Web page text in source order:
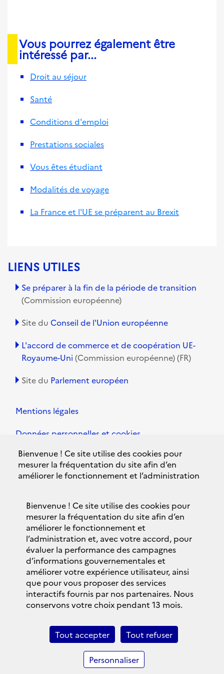
Bienvenue ! Ce site utilise des cookies pour
mesurer la fréquentation du site afin d’en
améliorer le fonctionnement et
l’administration et, avec votre accord, pour
évaluer la performance des campagnes
d’informations gouvernementales et
améliorer votre expérience utilisateur, ainsi
que pour vous proposer des services
interactifs fournis par nos partenaires. Nous
conservons votre choix pendant 13 mois.
Tout accepter Tout refuser
Personnaliser
Bienvenue ! Ce site utilise des cookies pour
mesurer la fréquentation du site afin d’en
améliorer le fonctionnement et l’administration
gouvernementales et améliorer votre expérience
utilisateur, ainsi que pour vous proposer des
services interactifs fournis par nos partenaires.
Nous conservons votre choix pendant 13 mois.
Vous pouvez changer ce choix à tout moment en
vous rendant sur lapage données personnelles
et cookies.
Tout refuser
Tout accepter
Vous pourrez également être
intéressé par...
Droit au séjour
Santé
Conditions d'emploi
Prestations sociales
Vous êtes étudiant
Modalités de voyage
La France et l'UE se préparent au Brexit
LIENS UTILES
Se préparer à la fin de la période de transition
(Commission européenne)
Site du Conseil de l'Union européenne
L'accord de commerce et de coopération UE-
Royaume-Uni (Commission européenne) (FR)
Site du Parlement européen
Mentions légales
Données personnelles et cookies
Accessibilité
Plan du site
Contacts
Politique de confidentialité
Bandeau des cookies
© 2018 Brexit.gouv.fr
legifrance.gouv.fr
gouvernement.fr
service-public.fr